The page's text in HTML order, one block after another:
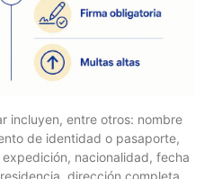
incluyen, entre otros: nombre
de identidad o pasaporte,
nacionalidad, fecha
dirección completa,